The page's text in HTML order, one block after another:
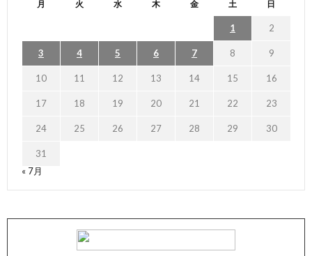
月 火 水 木 金 土 日
1 2
3 4 5 6 7 8 9
10 11 12 13 14 15 16
17 18 19 20 21 22 23
24 25 26 27 28 29 30
31
« 7月